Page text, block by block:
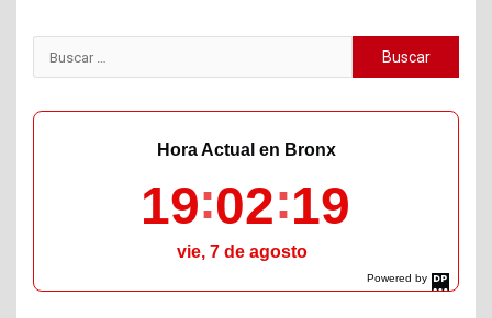
Buscar:
Powered by
DaysPedia.com
Hora Actual en Bronx
19 02 20
vie, 7 de agosto